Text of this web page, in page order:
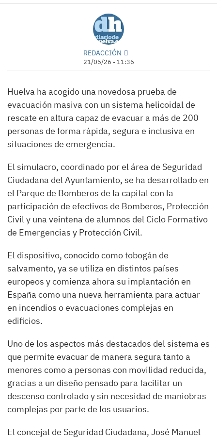
REDACCIÓN
21/05/26 - 11:36
Huelva ha acogido una novedosa prueba de
evacuación masiva con un sistema helicoidal de
rescate en altura capaz de evacuar a más de 200
personas de forma rápida, segura e inclusiva en
situaciones de emergencia.
El simulacro, coordinado por el área de Seguridad
Ciudadana del Ayuntamiento, se ha desarrollado en
el Parque de Bomberos de la capital con la
participación de efectivos de Bomberos, Protección
Civil y una veintena de alumnos del Ciclo Formativo
de Emergencias y Protección Civil.
El dispositivo, conocido como tobogán de
salvamento, ya se utiliza en distintos países
europeos y comienza ahora su implantación en
España como una nueva herramienta para actuar
en incendios o evacuaciones complejas en
edificios.
Uno de los aspectos más destacados del sistema es
que permite evacuar de manera segura tanto a
menores como a personas con movilidad reducida,
gracias a un diseño pensado para facilitar un
descenso controlado y sin necesidad de maniobras
complejas por parte de los usuarios.
El concejal de Seguridad Ciudadana, José Manuel